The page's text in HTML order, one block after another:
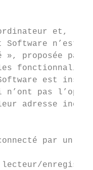
et, le
Software n’est
», proposée par
est
n’ont pas
adresse
par un